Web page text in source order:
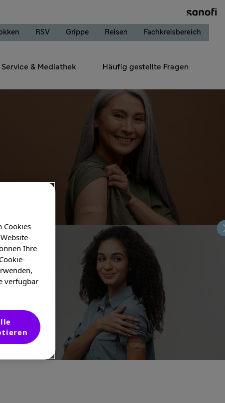
RSV Grippe Reisen Fachkreisbereich
Service & Mediathek Häufig gestellte Fragen
Cookies
Ihre
verfügbar